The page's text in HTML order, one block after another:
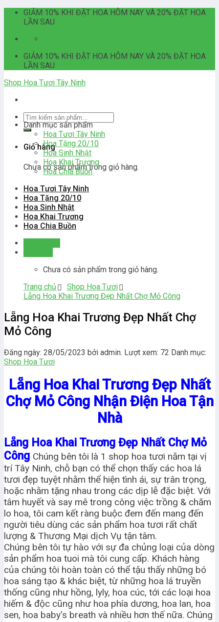
Skip
GIẢM 10% KHI ĐẶT HOA HÔM NAY VÀ 20% ĐẶT HOA
LẦN SAU
GIẢM 10% KHI ĐẶT HOA HÔM NAY VÀ 20% ĐẶT HOA
LẦN SAU
Shop Hoa Tươi Tây Ninh
Tìm
kiếm:
Giỏ hàng
Chưa có sản phẩm trong giỏ hàng.
Danh mục sản phẩm
Hoa Tươi Tây Ninh
Hoa Tặng 20/10
Hoa Sinh Nhật
Hoa Khai Trương
Hoa Chia Buồn
Hoa Tươi Tây Ninh
Hoa Tặng 20/10
Hoa Sinh Nhật
Hoa Khai Trương
Hoa Chia Buồn
Chưa có sản phẩm trong giỏ hàng.
Trang chủ
Shop Hoa Tươi
Lẵng Hoa Khai Trương Đẹp Nhất Chợ Mỏ Công
Lẵng Hoa Khai Trương Đẹp Nhất Chợ
Mỏ Công
Đăng ngày: 28/05/2023 bởi admin. Lượt xem: 72 Danh mục:
Shop Hoa Tươi
Lẵng Hoa Khai Trương Đẹp Nhất
Chợ Mỏ Công Nhận Điện Hoa Tận
Nhà
Lẵng Hoa Khai Trương Đẹp Nhất Chợ Mỏ
Công Chúng bên tôi là 1 shop hoa tươi nằm tại vị
trí Tây Ninh, chỗ bạn có thể chọn thấy các hoa lá
tươi đẹp tuyệt nhằm thể hiện tình ái, sự trân trọng,
hoặc nhằm tặng nhau trong các dịp lễ đặc biệt. Với
tâm huyết và say mê trong công việc trồng & chăm
lo hoa, tôi cam kết ràng buộc đem đến mang đến
người tiêu dùng các sản phẩm hoa tươi rất chất
lượng & Thương Mại dịch Vụ tận tâm.
Chúng bên tôi tự hào với sự đa chủng loại của dòng
sản phẩm hoa tuoi mà tôi cung cấp. Khách hàng
của chúng tôi hoàn toàn có thể tậu thấy những bó
hoa sáng tạo & khác biệt, từ những hoa lá truyền
thống cũng như hồng, lyly, hoa cúc, tới các loại hoa
hiếm & độc cũng như hoa phía dương, hoa lan, hoa
sen, hoa baby’s breath và nhiều hơn thế nữa. Chúng